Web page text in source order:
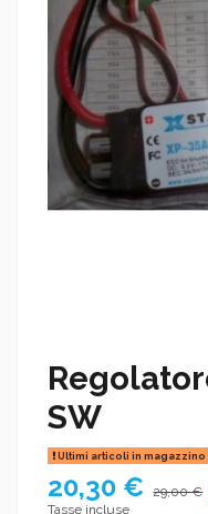
SW
Ultimi articoli in magazzino
20,30 € 29,00 €
Tasse incluse